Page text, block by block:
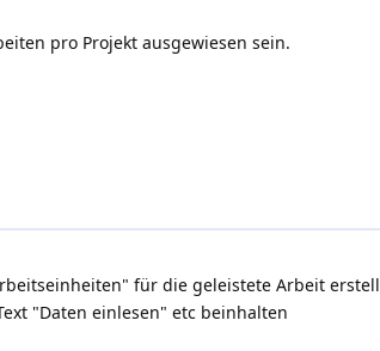
pro Projekt ausgewiesen sein.
für die geleistete Arbeit
"Daten einlesen" etc beinhalten